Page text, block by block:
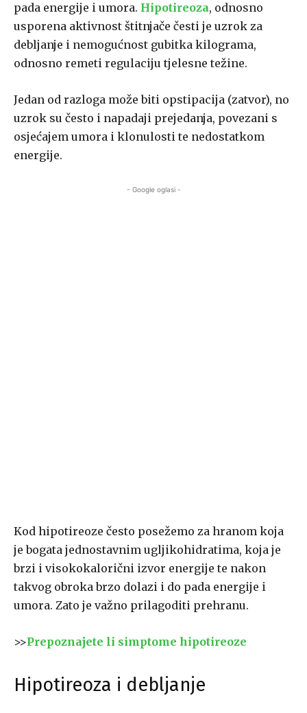
pada energije i umora. Hipotireoza, odnosno
usporena aktivnost štitnjače česti je uzrok za
debljanje i nemogućnost gubitka kilograma,
odnosno remeti regulaciju tjelesne težine.
Jedan od razloga može biti opstipacija (zatvor), no
uzrok su često i napadaji prejedanja, povezani s
osjećajem umora i klonulosti te nedostatkom
energije.
- Google oglasi -
Kod hipotireoze često posežemo za hranom koja
je bogata jednostavnim ugljikohidratima, koja je
brzi i visokokalorični izvor energije te nakon
takvog obroka brzo dolazi i do pada energije i
umora. Zato je važno prilagoditi prehranu.
>>Prepoznajete li simptome hipotireoze
Hipotireoza i debljanje